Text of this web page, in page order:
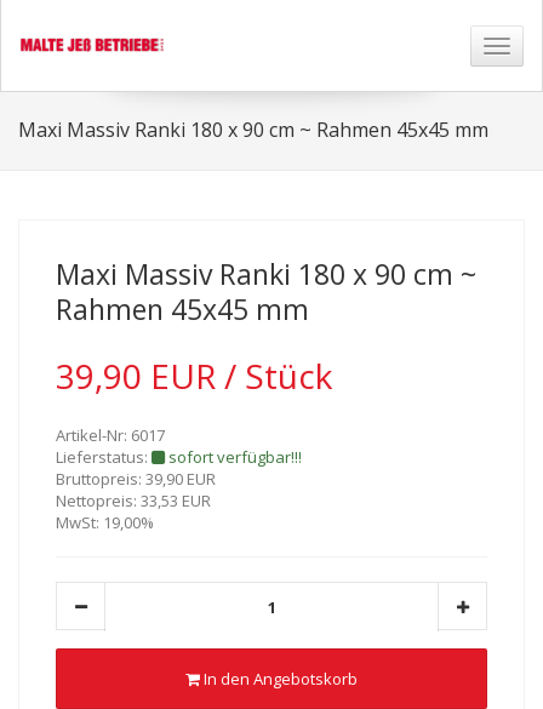
Toggle
Maxi Massiv Ranki 180 x 90 cm ~ Rahmen 45x45 mm
Maxi Massiv Ranki 180 x 90 cm ~
Rahmen 45x45 mm
39,90 EUR / Stück
Artikel-Nr: 6017
Lieferstatus:
sofort verfügbar!!!
Bruttopreis: 39,90 EUR
Nettopreis: 33,53 EUR
MwSt: 19,00%
In den Angebotskorb